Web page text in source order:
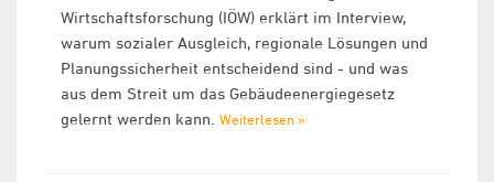
Wirtschaftsforschung (IÖW) erklärt im Interview,
warum sozialer Ausgleich, regionale Lösungen und
Planungssicherheit entscheidend sind - und was
aus dem Streit um das Gebäudeenergiegesetz
gelernt werden kann. Weiterlesen »